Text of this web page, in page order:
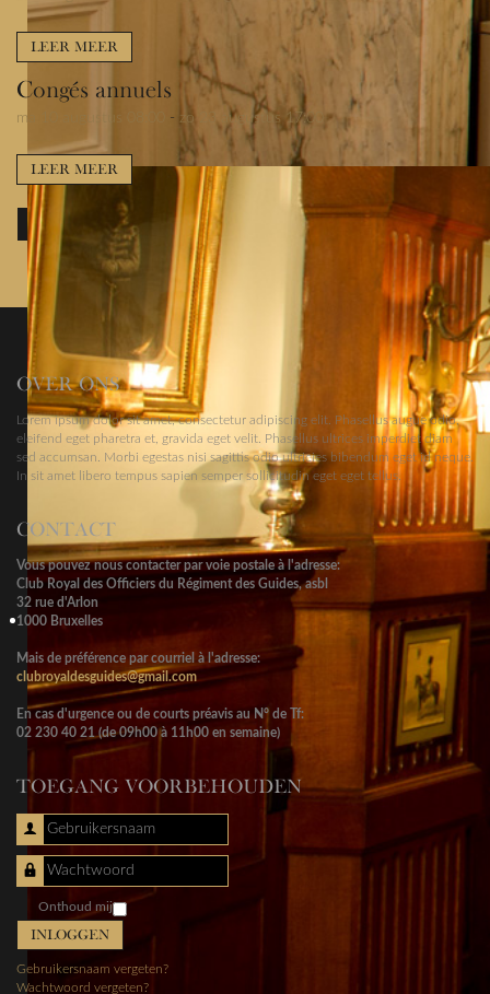
LEER MEER
Congés annuels
ma 10 augustus 08:00 - zo 23 augustus 17:00
LEER MEER
BEKIJK VOLLEDIGE KALENDER
OVER ONS
Lorem ipsum dolor sit amet, consectetur adipiscing elit. Phasellus augue odio,
eleifend eget pharetra et, gravida eget velit. Phasellus ultrices imperdiet diam
sed accumsan. Morbi egestas nisi sagittis odio ultricies bibendum eget id neque.
In sit amet libero tempus sapien semper sollicitudin eget eget tellus.
CONTACT
Vous pouvez nous contacter par voie postale à l'adresse:
Club Royal des Officiers du Régiment des Guides, asbl
32 rue d'Arlon
1000 Bruxelles
Mais de préférence par courriel à l'adresse:
clubroyaldesguides@gmail.com
En cas d'urgence ou de courts préavis au N° de Tf:
02 230 40 21 (de 09h00 à 11h00 en semaine)
TOEGANG VOORBEHOUDEN
Gebruikersnaam
Wachtwoord
Onthoud mij
INLOGGEN
Gebruikersnaam vergeten?
Wachtwoord vergeten?